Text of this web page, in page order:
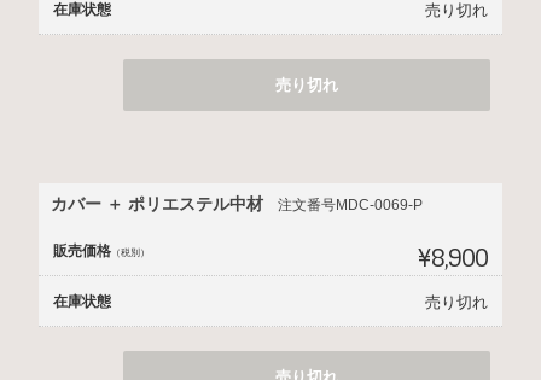
在庫状態 売り切れ
売り切れ
カバー ＋ ポリエステル中材 注文番号MDC-0069-P
販売価格 （税別） ¥8,900
在庫状態 売り切れ